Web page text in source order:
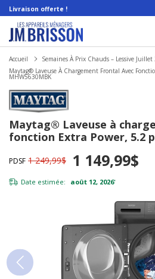
Livraison offerte !
Accueil
Semaines À Prix Chauds – Lessive Juillet
Maytag® Laveuse À Chargement Frontal Avec
MHW5630MBK
Maytag® Laveuse à
fonction Extra Power, 5.2
PDSF 1 249,99$ 1 149,99$
Date estimée: août 12, 2026*